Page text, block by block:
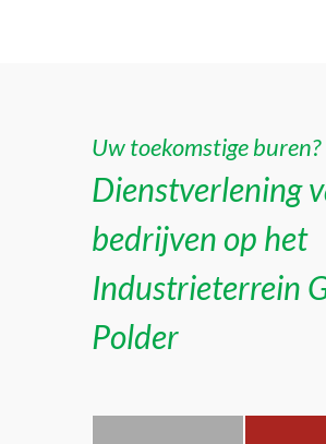
Uw toekomstige buren?
Dienstverlening
bedrijven op het
Industrieterrein
Polder